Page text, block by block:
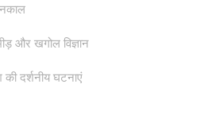
और खगोल विज्ञान
दर्शनीय घटनाएं